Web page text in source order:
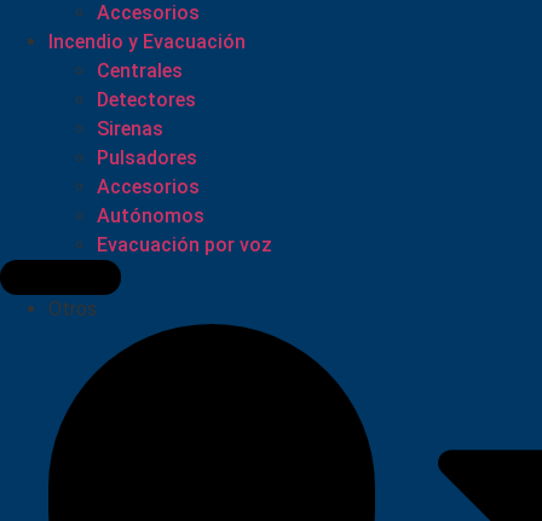
Accesorios
Incendio y Evacuación
Centrales
Detectores
Sirenas
Pulsadores
Accesorios
Autónomos
Evacuación por voz
Otros